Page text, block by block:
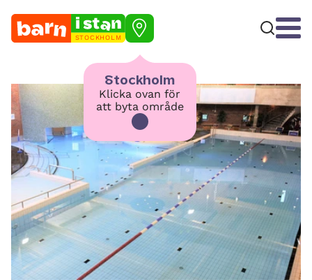
STOCKHOLM
Stockholm
Klicka ovan för
att byta område